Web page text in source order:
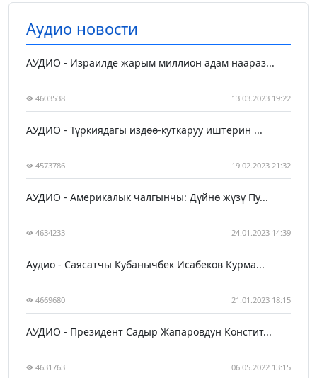
Аудио новости
АУДИО - Израилде жарым миллион адам наараз...
4603538 13.03.2023 19:22
АУДИО - Түркиядагы издөө-куткаруу иштерин ...
4573786 19.02.2023 21:32
АУДИО - Америкалык чалгынчы: Дүйнө жүзү Пу...
4634233 24.01.2023 14:39
Аудио - Саясатчы Кубанычбек Исабеков Курма...
4669680 21.01.2023 18:15
АУДИО - Президент Садыр Жапаровдун Констит...
4631763 06.05.2022 13:15